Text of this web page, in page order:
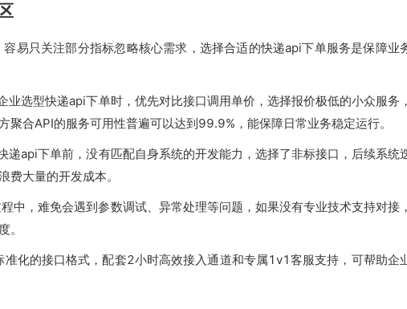
易只关注部分指标忽略核心需求，选择合适的快递api下单服务是保障业
业选型快递api下单时，优先对比接口调用单价，选择报价极低的小众服务
聚合API的服务可用性普遍可以达到99.9%，能保障日常业务稳定运行。
递api下单前，没有匹配自身系统的开发能力，选择了非标接口，后续系统
费大量的开发成本。
中，难免会遇到参数调试、异常处理等问题，如果没有专业技术支持对接
。
化的接口格式，配套2小时高效接入通道和专属1v1客服支持，可帮助企